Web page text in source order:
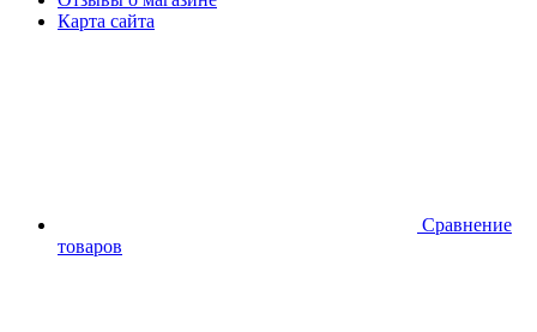
Карта сайта
Сравнение
товаров